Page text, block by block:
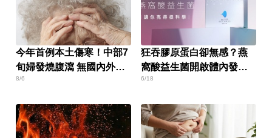
今年首例本土傷寒！中部7
旬婦發燒腹瀉 無國內外旅
遊史
8/6
狂吞膠原蛋白卻無感？燕
窩酸益生菌開啟體內發光
燈泡
6/18